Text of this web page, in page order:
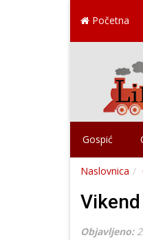
Početna
Gospić
Naslovnica
Objavljeno: